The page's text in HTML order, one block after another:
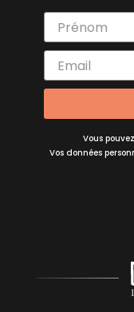
Vous
Vos données